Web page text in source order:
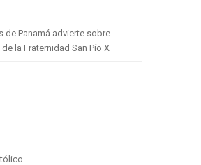
de Panamá advierte sobre
la Fraternidad San Pío X